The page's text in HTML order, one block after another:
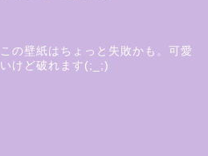
この壁紙はちょっと失敗かも。可愛
いけど破れます(;_;)